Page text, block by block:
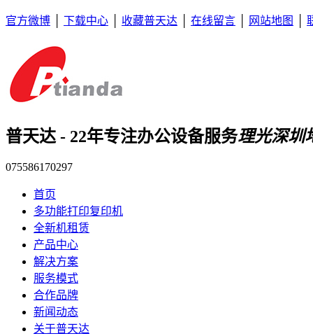
官方微博 下载中心 收藏普天达 在线留言 网站地图
普天达 - 22年专注办公设备服务理光深圳
075586170297
首页
多功能打印复印机
全新机租赁
产品中心
解决方案
服务模式
合作品牌
新闻动态
关于普天达